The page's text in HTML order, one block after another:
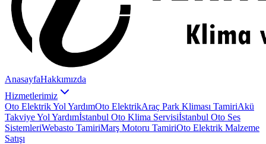
AnasayfaHakkımızda
Hizmetlerimiz
Oto Elektrik Yol YardımOto ElektrikAraç Park Kliması TamiriAkü
Takviye Yol Yardımİstanbul Oto Klima Servisiİstanbul Oto Ses
SistemleriWebasto TamiriMarş Motoru TamiriOto Elektrik Malzeme
Satışı